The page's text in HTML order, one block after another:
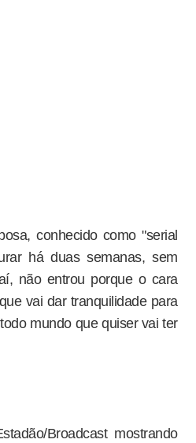
conhecido como "serial
há duas semanas, sem
não entrou porque o cara
vai dar tranquilidade para
mundo que quiser vai ter
Broadcast mostrando